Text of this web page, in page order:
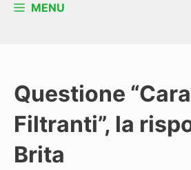
MENU
Questione
Filtranti”, la
Brita